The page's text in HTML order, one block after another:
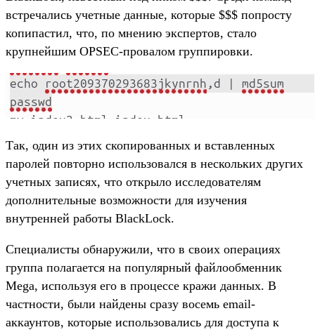
встречались учетные данные, которые $$$ попросту
копипастил, что, по мнению экспертов, стало
крупнейшим OPSEC-провалом группировки.
Так, один из этих скопированных и вставленных
паролей повторно использовался в нескольких других
учетных записях, что открыло исследователям
дополнительные возможности для изучения
внутренней работы BlackLock.
Специалисты обнаружили, что в своих операциях
группа полагается на популярный файлообменник
Mega, используя его в процессе кражи данных. В
частности, были найдены сразу восемь email-
аккаунтов, которые использовались для доступа к